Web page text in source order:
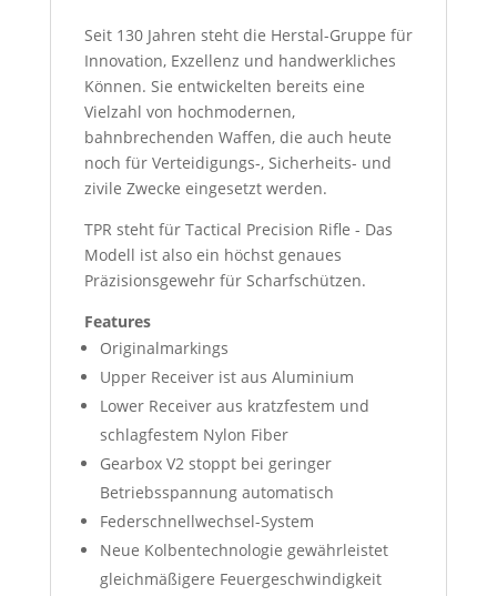
Seit 130 Jahren steht die Herstal-Gruppe für
Innovation, Exzellenz und handwerkliches
Können. Sie entwickelten bereits eine
Vielzahl von hochmodernen,
bahnbrechenden Waffen, die auch heute
noch für Verteidigungs-, Sicherheits- und
zivile Zwecke eingesetzt werden.
TPR steht für Tactical Precision Rifle - Das
Modell ist also ein höchst genaues
Präzisionsgewehr für Scharfschützen.
Features
Originalmarkings
Upper Receiver ist aus Aluminium
Lower Receiver aus kratzfestem und
schlagfestem Nylon Fiber
Gearbox V2 stoppt bei geringer
Betriebsspannung automatisch
Federschnellwechsel-System
Neue Kolbentechnologie gewährleistet
gleichmäßigere Feuergeschwindigkeit